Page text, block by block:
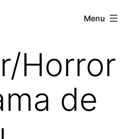
Menu
Horror
de